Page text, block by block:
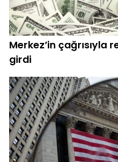
Merkez’in
girdi